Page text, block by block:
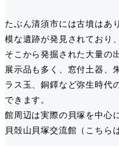
たぶん清須市には古墳はあ
模な遺跡が発見されており、
そこから発掘された大量の
展示品も多く、窓付土器、
ラス玉、銅鐸など弥生時代
できます。
館周辺は実際の貝塚を中心
貝殻山貝塚交流館（こちら